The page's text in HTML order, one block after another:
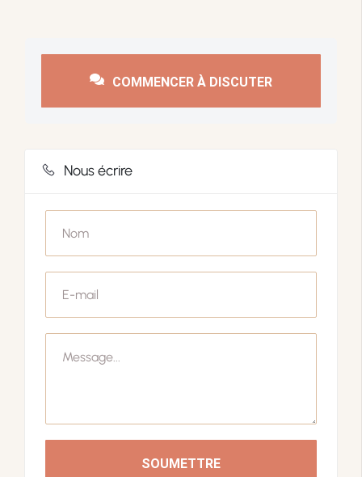
COMMENCER À DISCUTER
Nous écrire
SOUMETTRE